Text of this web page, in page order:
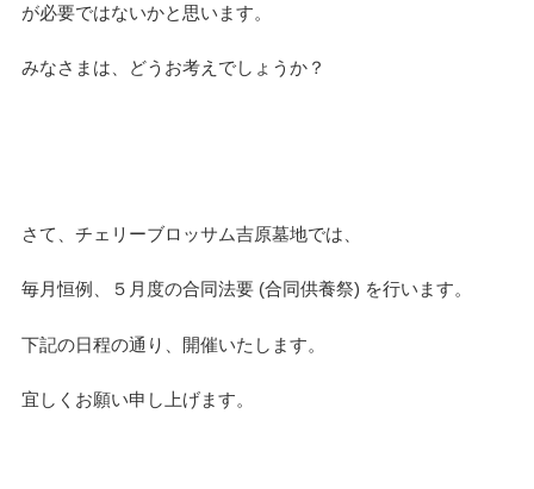
が必要ではないかと思います。
みなさまは、どうお考えでしょうか？
さて、チェリーブロッサム吉原墓地では、
毎月恒例、５月度の合同法要 (合同供養祭) を行います。
下記の日程の通り、開催いたします。
宜しくお願い申し上げます。